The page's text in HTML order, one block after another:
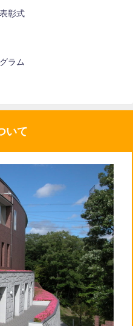
彰式
ラム
いて